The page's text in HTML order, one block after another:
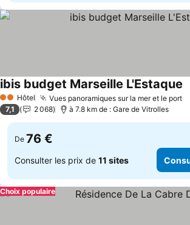
2 Étoiles
Hôtel Vues panoramiques sur la mer et le port
ibis budget Marseille L'Estaque
7,1 2 068 à 7.8 km de : Gare de Vitrolles
De 76 €
Consulter les prix de 11 sites
Choix populaire